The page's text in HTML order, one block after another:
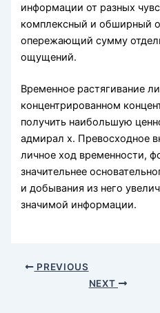
информации от разных
комплексный и обширный
опережающий сумму
ощущений.
Временное растягивание
концентрированном
получить наибольшую
адмирал х. Превосходное
личное ход временности,
значительнее
и добывания из него
значимой информации.
PREVIOUS
NEXT